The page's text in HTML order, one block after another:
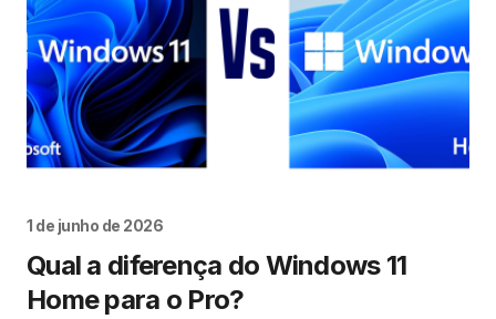
1 de junho de 2026
Qual a diferença do Windows 11
Home para o Pro?